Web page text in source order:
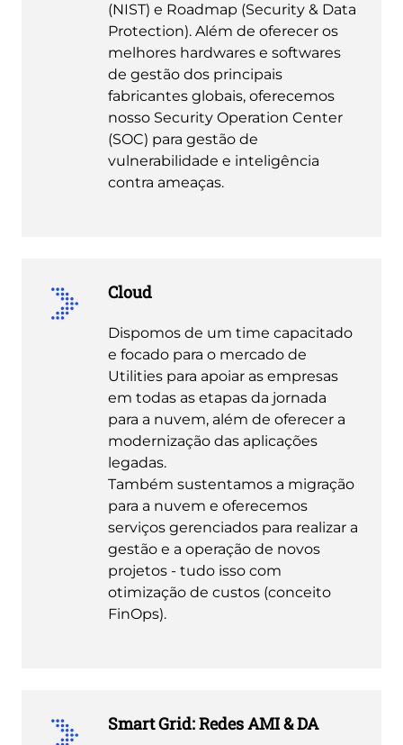
(NIST) e Roadmap (Security & Data
Protection). Além de oferecer os
melhores hardwares e softwares
de gestão dos principais
fabricantes globais, oferecemos
nosso Security Operation Center
(SOC) para gestão de
vulnerabilidade e inteligência
contra ameaças.
Cloud
Dispomos de um time capacitado
e focado para o mercado de
Utilities para apoiar as empresas
em todas as etapas da jornada
para a nuvem, além de oferecer a
modernização das aplicações
legadas.
Também sustentamos a migração
para a nuvem e oferecemos
serviços gerenciados para realizar a
gestão e a operação de novos
projetos - tudo isso com
otimização de custos (conceito
FinOps).
Smart Grid: Redes AMI & DA